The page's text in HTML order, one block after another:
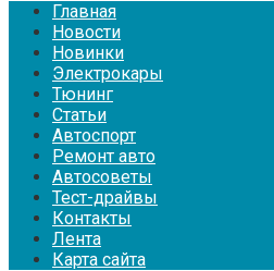
Главная
Новости
Новинки
Электрокары
Тюнинг
Статьи
Автоспорт
Ремонт авто
Автосоветы
Тест-драйвы
Контакты
Лента
Карта сайта